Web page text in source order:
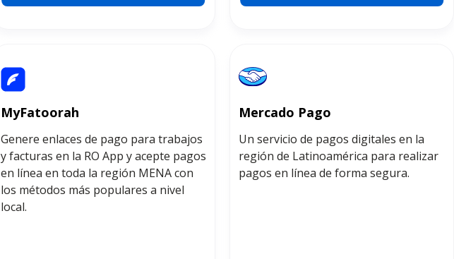
MyFatoorah
Genere enlaces de pago para trabajos
y facturas en la RO App y acepte pagos
en línea en toda la región MENA con
los métodos más populares a nivel
local.
Mercado Pago
Un servicio de pagos digitales en la
región de Latinoamérica para realizar
pagos en línea de forma segura.